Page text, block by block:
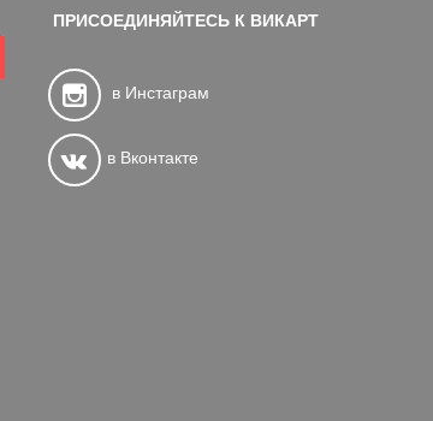
ПРИСОЕДИНЯЙТЕСЬ К ВИКАРТ
в Инстаграм
в Вконтакте